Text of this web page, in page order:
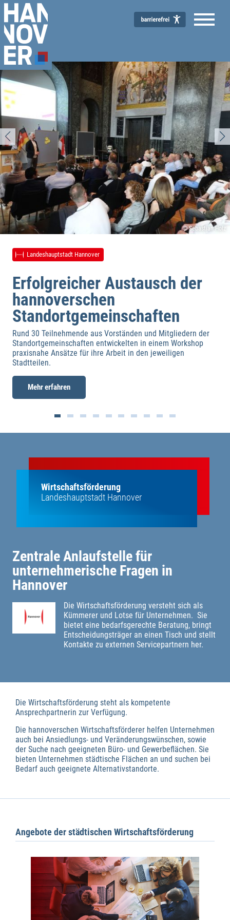
Landeshauptstadt Hannover
Erfolgreicher Austausch der
hannoverschen
Standortgemeinschaften
Rund 30 Teilnehmende aus Vorständen und Mitgliedern der
Standortgemeinschaften entwickelten in einem Workshop
praxisnahe Ansätze für ihre Arbeit in den jeweiligen
Stadtteilen.
Mehr erfahren
© Sebastian Holz
Wirtschaftsförderung
Landeshauptstadt Hannover
Zentrale Anlaufstelle für
unternehmerische Fragen in
Hannover
Die Wirtschaftsförderung versteht sich als
Kümmerer und Lotse für Unternehmen. Sie
bietet eine bedarfsgerechte Beratung, bringt
Entscheidungsträger an einen Tisch und stellt
Kontakte zu externen Servicepartnern her.
Die Wirtschaftsförderung steht als kompetente
Ansprechpartnerin zur Verfügung.
Die hannoverschen Wirtschaftsförderer helfen Unternehmen
auch bei Ansiedlungs- und Veränderungswünschen, sowie
der Suche nach geeigneten Büro- und Gewerbeflächen. Sie
bieten Unternehmen städtische Flächen an und suchen bei
Bedarf auch geeignete Alternativstandorte.
Angebote der städtischen Wirtschaftsförderung